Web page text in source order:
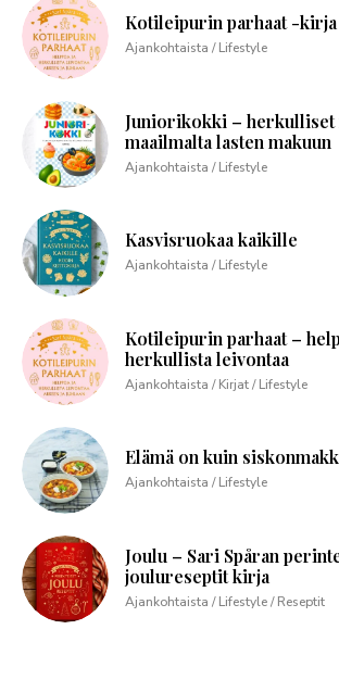
Kotileipurin parhaat -kirja
Ajankohtaista / Lifestyle
Juniorikokki – herkulliset
maailmalta lasten makuun
Ajankohtaista / Lifestyle
Kasvisruokaa kaikille
Ajankohtaista / Lifestyle
Kotileipurin parhaat –
herkullista leivontaa
Ajankohtaista / Kirjat / Lifestyle
Elämä on kuin
Ajankohtaista / Lifestyle
Joulu – Sari Spåran
joulureseptit kirja
Ajankohtaista / Lifestyle / Reseptit